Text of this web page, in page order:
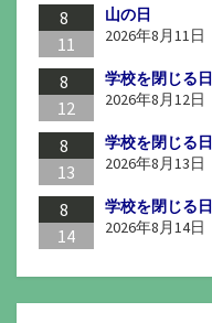
8
11
山の日
2026年8月11日
8
12
学校を閉じる日
2026年8月12日
8
13
学校を閉じる日
2026年8月13日
8
14
学校を閉じる日
2026年8月14日